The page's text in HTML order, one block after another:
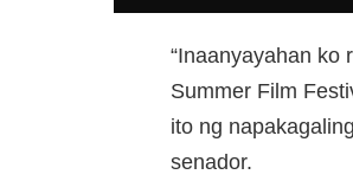
“Inaanyayahan ko
Summer Film
ito ng
senador.